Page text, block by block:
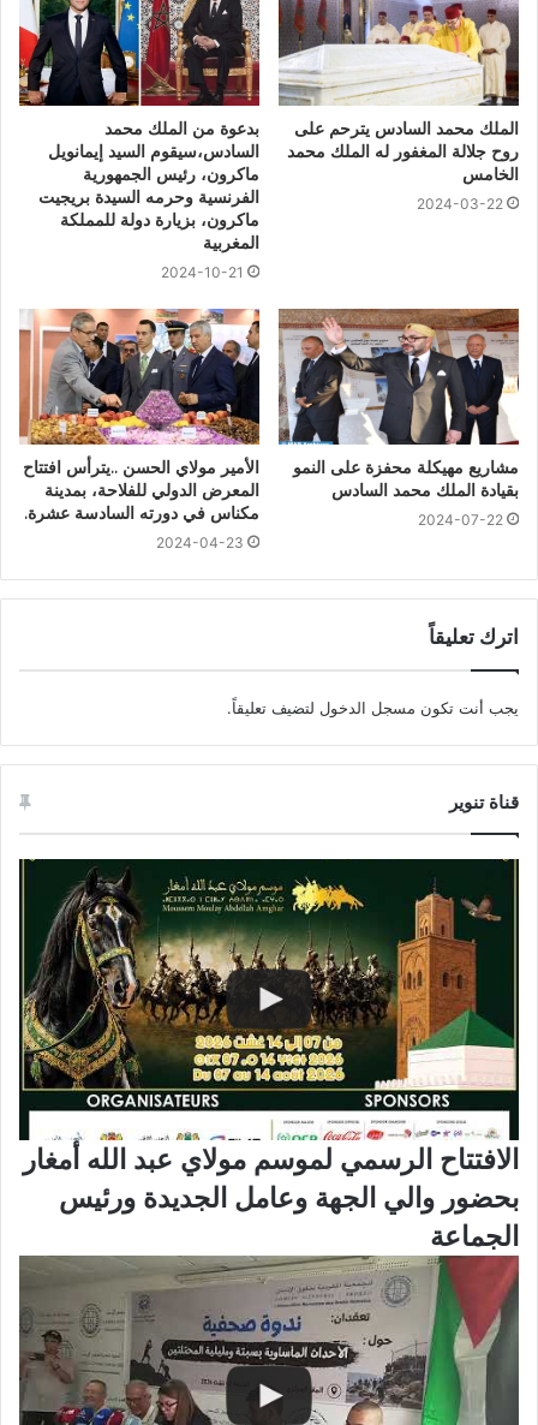
الملك محمد السادس يترحم على
روح جلالة المغفور له الملك محمد
الخامس
2024-03-22
بدعوة من الملك محمد
السادس،سيقوم السيد إيمانويل
ماكرون، رئيس الجمهورية
الفرنسية وحرمه السيدة بريجيت
ماكرون، بزيارة دولة للمملكة
المغربية
2024-10-21
مشاريع مهيكلة محفزة على النمو
بقيادة الملك محمد السادس
2024-07-22
الأمير مولاي الحسن ..يترأس افتتاح
المعرض الدولي للفلاحة، بمدينة
مكناس في دورته السادسة عشرة.
2024-04-23
اترك تعليقاً
يجب أنت تكون مسجل الدخول لتضيف تعليقاً.
قناة تنوير
الافتتاح الرسمي لموسم مولاي عبد الله أمغار
بحضور والي الجهة وعامل الجديدة ورئيس
الجماعة